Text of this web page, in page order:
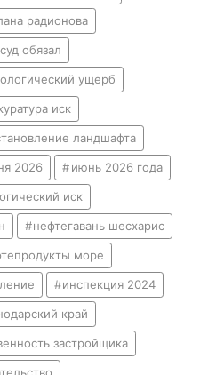
радионова
суд обязал
ущерб
иск
ландшафта
2026 июнь 2026 года
иск
нефтегавань шесхарис
море
инспекция 2024
край
застройщика